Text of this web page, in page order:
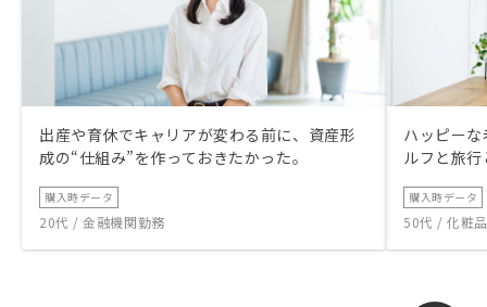
出産や育休でキャリアが変わる前に、資産形
成の“仕組み”を作っておきたかった。
購入時データ
20代 / 金融機関勤務
ハッピー
ルフと旅
購入時データ
50代 / 化粧